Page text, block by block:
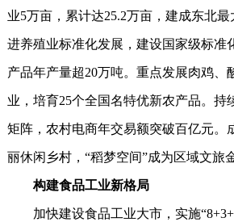
业5万亩，累计达25.2万亩，建成东北
进养殖业标准化发展，建设国家级标准
产品年产量超20万吨。重点发展肉鸡、
业，培育25个全国名特优新农产品。持
矩阵，农村电商年交易额突破百亿元。
丽休闲乡村，“稻梦空间”成为区域文旅
构建食品工业新格局
加快建设食品工业大市，实施